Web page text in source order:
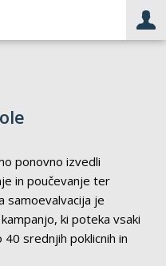
ponovno izvedli
in poučevanje ter
samoevalvacija je
ki poteka vsaki
srednjih poklicnih in